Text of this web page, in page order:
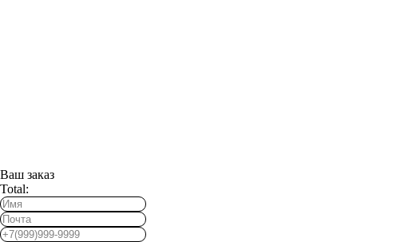
Ваш заказ
Total: